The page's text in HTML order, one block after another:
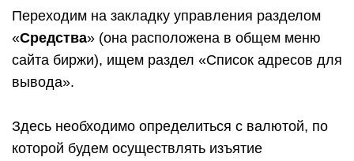
Переходим на закладку управления разделом
«Средства» (она расположена в общем меню
сайта биржи), ищем раздел «Список адресов для
вывода».
Здесь необходимо определиться с валютой, по
которой будем осуществлять изъятие